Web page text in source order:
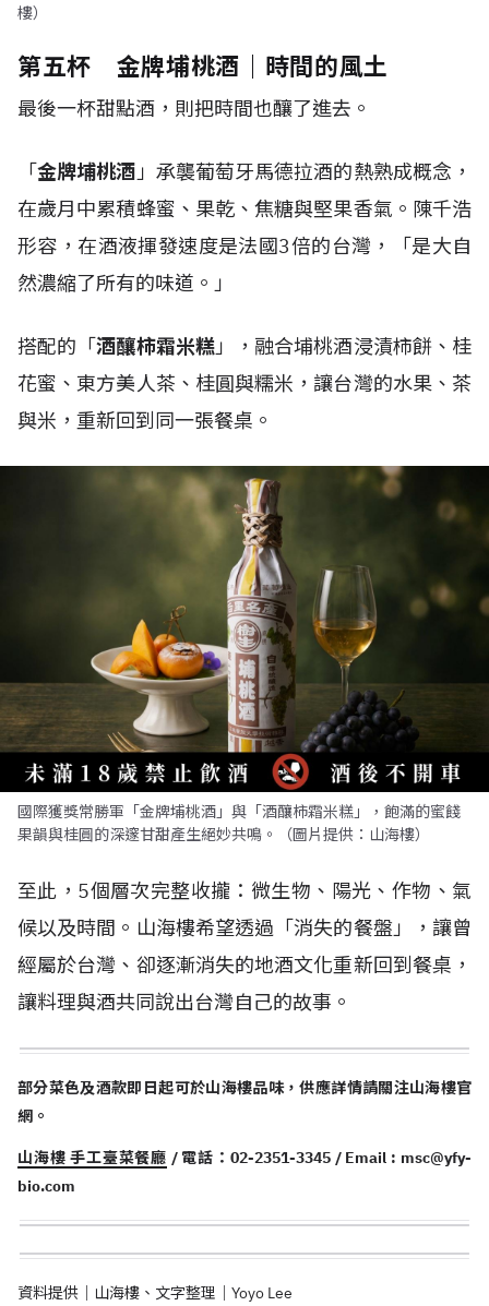
樓）
第五杯 金牌埔桃酒｜時間的風土
最後一杯甜點酒，則把時間也釀了進去。
「金牌埔桃酒」承襲葡萄牙馬德拉酒的熱熟成概念，
在歲月中累積蜂蜜、果乾、焦糖與堅果香氣。陳千浩
形容，在酒液揮發速度是法國3倍的台灣，「是大自
然濃縮了所有的味道。」
搭配的「酒釀柿霜米糕」，融合埔桃酒浸漬柿餅、桂
花蜜、東方美人茶、桂圓與糯米，讓台灣的水果、茶
與米，重新回到同一張餐桌。
國際獲獎常勝軍「金牌埔桃酒」與「酒釀柿霜米糕」，飽滿的蜜餞
果韻與桂圓的深邃甘甜產生絕妙共鳴。（圖片提供：山海樓）
至此，5個層次完整收攏：微生物、陽光、作物、氣
候以及時間。山海樓希望透過「消失的餐盤」，讓曾
經屬於台灣、卻逐漸消失的地酒文化重新回到餐桌，
讓料理與酒共同說出台灣自己的故事。
部分菜色及酒款即日起可於山海樓品味，供應詳情請關注山海樓官
網。
山海樓 手工臺菜餐廳 / 電話：02-2351-3345 / Email : msc@yfy-
bio.com
資料提供｜山海樓、文字整理｜Yoyo Lee